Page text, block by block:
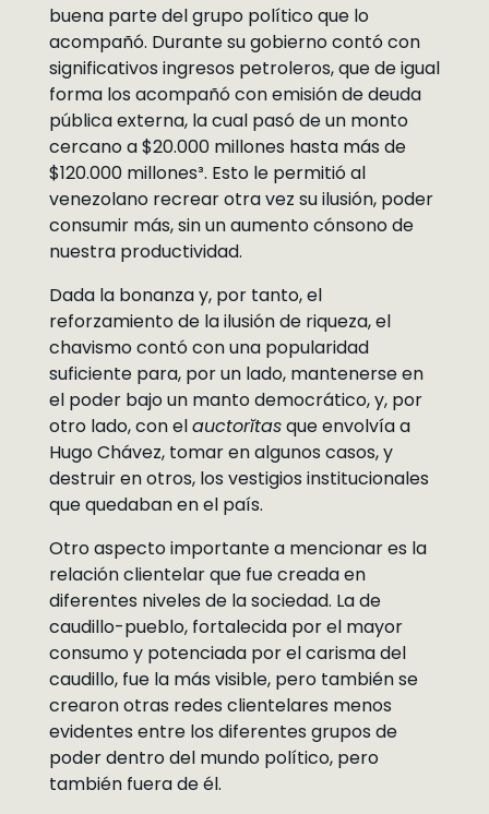
buena parte del grupo político que lo
acompañó. Durante su gobierno contó con
significativos ingresos petroleros, que de igual
forma los acompañó con emisión de deuda
pública externa, la cual pasó de un monto
cercano a $20.000 millones hasta más de
$120.000 millones³. Esto le permitió al
venezolano recrear otra vez su ilusión, poder
consumir más, sin un aumento cónsono de
nuestra productividad.
Dada la bonanza y, por tanto, el
reforzamiento de la ilusión de riqueza, el
chavismo contó con una popularidad
suficiente para, por un lado, mantenerse en
el poder bajo un manto democrático, y, por
otro lado, con elauctorĭtasque envolvía a
Hugo Chávez, tomar en algunos casos, y
destruir en otros, los vestigios institucionales
que quedaban en el país.
Otro aspecto importante a mencionar es la
relación clientelar que fue creada en
diferentes niveles de la sociedad. La de
caudillo-pueblo, fortalecida por el mayor
consumo y potenciada por el carisma del
caudillo, fue la más visible, pero también se
crearon otras redes clientelares menos
evidentes entre los diferentes grupos de
poder dentro del mundo político, pero
también fuera de él.